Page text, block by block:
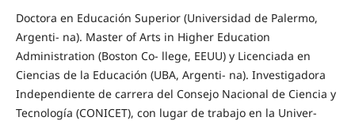
Doctora en Educación Superior (Universidad de Palermo,
Argenti- na). Master of Arts in Higher Education
Administration (Boston Co- llege, EEUU) y Licenciada en
Ciencias de la Educación (UBA, Argenti- na). Investigadora
Independiente de carrera del Consejo Nacional de Ciencia y
Tecnología (CONICET), con lugar de trabajo en la Univer-